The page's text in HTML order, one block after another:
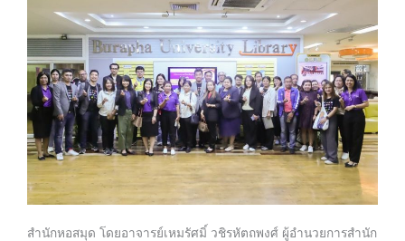
สำนักหอสมุด โดยอาจารย์เหมรัศมิ์ วชิรหัตถพงศ์ ผู้อำนวยการสำนัก